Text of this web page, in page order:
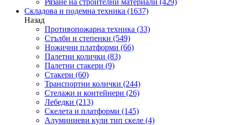
Рязане на строителни материали (429)
Складова и подемна техника (1637)
Назад
Противопожарна техника (33)
Стълби и степенки (549)
Ножични платформи (66)
Палетни колички (83)
Палетни стакери (9)
Стакери (60)
Транспортни колички (244)
Стелажи и контейнери (26)
Лебедки (213)
Скелета и платформи (145)
Алуминиеви кули тип скеле (4)